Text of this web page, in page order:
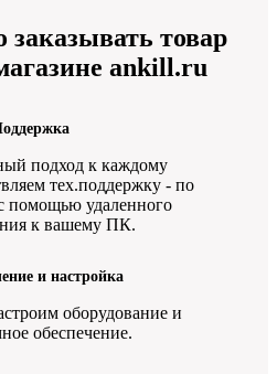
товар
ankill.ru
подход к каждому
тех.поддержку - по
помощью удаленного
к вашему ПК.
и настройка
оборудование и
обеспечение.